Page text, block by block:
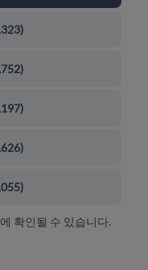
)
)
)
)
)
확인될 수 있습니다.